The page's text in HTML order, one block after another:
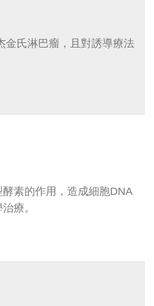
金氏淋巴瘤，且對誘導療法
素的作用，造成細胞DNA
療。